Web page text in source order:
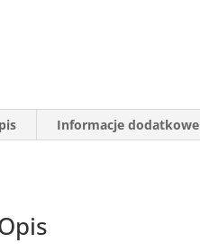
Informacje dodatkowe